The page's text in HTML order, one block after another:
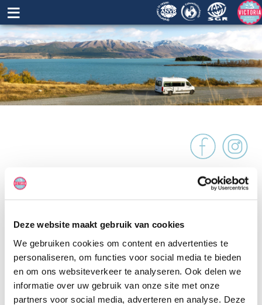
Deze website maakt gebruik van cookies
We gebruiken cookies om content en advertenties te
personaliseren, om functies voor social media te bieden
en om ons websiteverkeer te analyseren. Ook delen we
informatie over uw gebruik van onze site met onze
partners voor social media, adverteren en analyse. Deze
≡
Maui Beach
MAUI NIEUW-ZEELAND
Maui. Deze camper is ongeveer 7,5 meter lang. Het voertuig
beschikt over twee tweepersoonsbedden, eentje in de cabover en
een dinette die omgebouwd kan worden tot een bed. Daarnaast zit
er een keukentje en een douche/toiletcabine in de camper.